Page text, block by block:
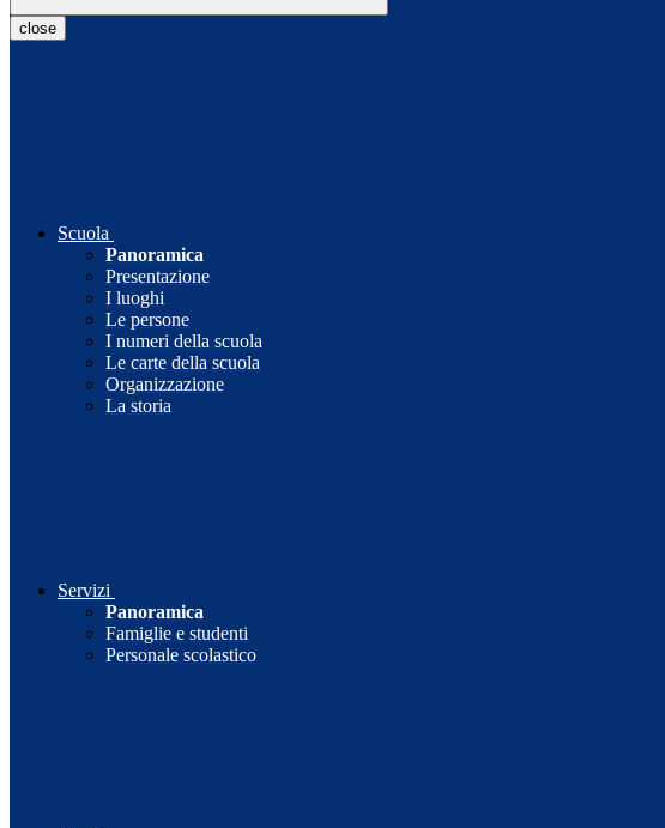
close
Scuola
Panoramica
Presentazione
I luoghi
Le persone
I numeri della scuola
Le carte della scuola
Organizzazione
La storia
Servizi
Panoramica
Famiglie e studenti
Personale scolastico